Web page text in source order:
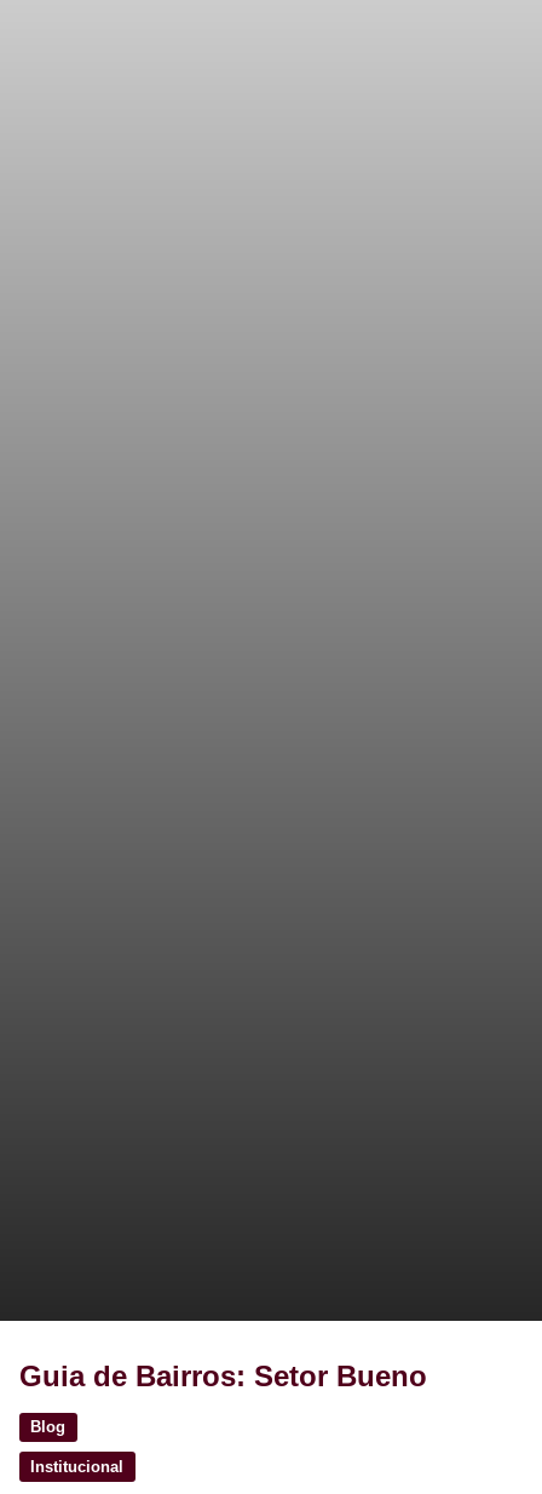
Guia de Bairros: Setor Bueno
Blog
Institucional